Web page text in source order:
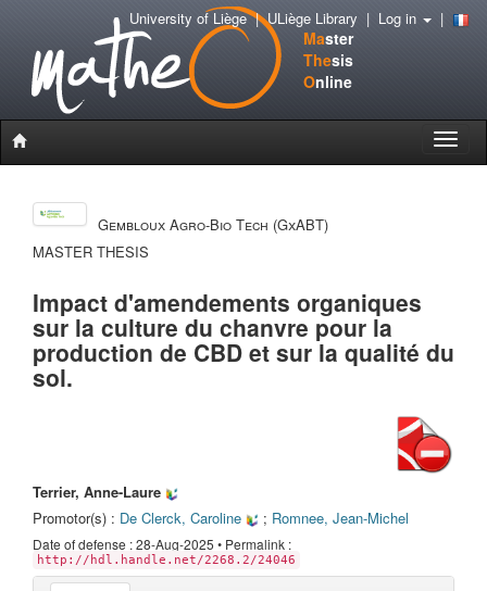
Master
Thesis
Online
Toggle
University of Liège|ULiège Library | Log in |
Gembloux Agro-Bio Tech (GxABT)
MASTER THESIS
Impact d'amendements organiques
sur la culture du chanvre pour la
production de CBD et sur la qualité du
sol.
Terrier, Anne-Laure
Promotor(s) : De Clerck, Caroline ; Romnee, Jean-Michel
Date of defense : 28-Aug-2025 • Permalink :
http://hdl.handle.net/2268.2/24046